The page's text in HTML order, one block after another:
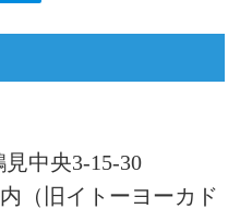
中央3-15-30
（旧イトーヨーカド